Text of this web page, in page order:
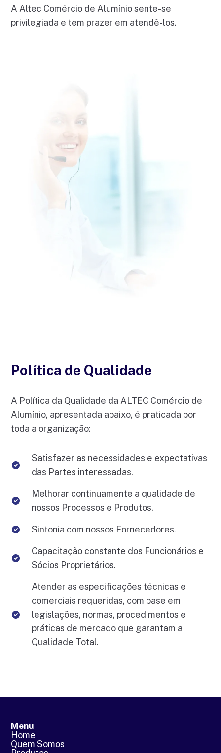
A Altec Comércio de Alumínio sente-se
privilegiada e tem prazer em atendê-los.
Política de Qualidade
A Política da Qualidade da ALTEC Comércio de
Alumínio, apresentada abaixo, é praticada por
toda a organização:
Satisfazer as necessidades e expectativas
das Partes interessadas.
Melhorar continuamente a qualidade de
nossos Processos e Produtos.
Sintonia com nossos Fornecedores.
Capacitação constante dos Funcionários e
Sócios Proprietários.
Atender as especificações técnicas e
comerciais requeridas, com base em
legislações, normas, procedimentos e
práticas de mercado que garantam a
Qualidade Total.
Menu
Home
Quem Somos